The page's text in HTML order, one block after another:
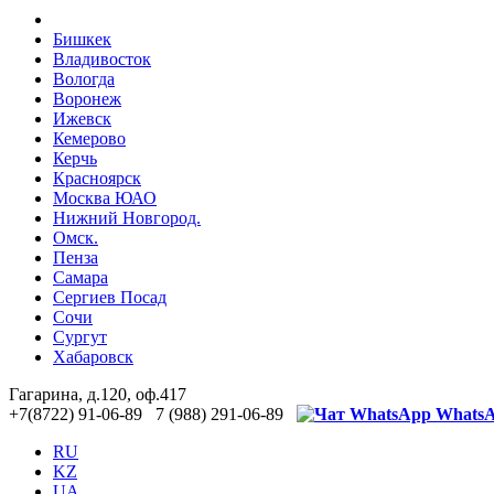
Бишкек
Владивосток
Вологда
Воронеж
Ижевск
Кемерово
Керчь
Красноярск
Москва ЮАО
Нижний Новгород.
Омск.
Пенза
Самара
Сергиев Посад
Сочи
Сургут
Хабаровск
Гагарина, д.120, оф.417
+7(8722) 91-06-89 7 (988) 291-06-89
RU
KZ